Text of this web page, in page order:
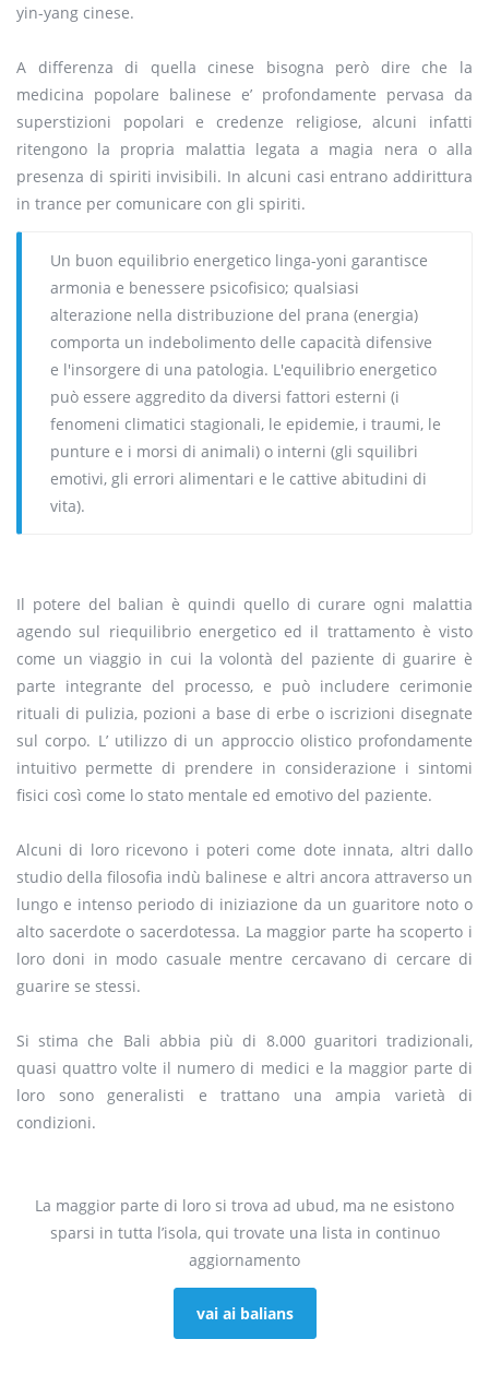
yin-yang cinese.
A differenza di quella cinese bisogna però dire che la
medicina popolare balinese e’ profondamente pervasa da
superstizioni popolari e credenze religiose, alcuni infatti
ritengono la propria malattia legata a magia nera o alla
presenza di spiriti invisibili. In alcuni casi entrano addirittura
in trance per comunicare con gli spiriti.
Un buon equilibrio energetico linga-yoni garantisce
armonia e benessere psicofisico; qualsiasi
alterazione nella distribuzione del prana (energia)
comporta un indebolimento delle capacità difensive
e l'insorgere di una patologia. L'equilibrio energetico
può essere aggredito da diversi fattori esterni (i
fenomeni climatici stagionali, le epidemie, i traumi, le
punture e i morsi di animali) o interni (gli squilibri
emotivi, gli errori alimentari e le cattive abitudini di
vita).
Il potere del balian è quindi quello di curare ogni malattia
agendo sul riequilibrio energetico ed il trattamento è visto
come un viaggio in cui la volontà del paziente di guarire è
parte integrante del processo, e può includere cerimonie
rituali di pulizia, pozioni a base di erbe o iscrizioni disegnate
sul corpo. L’ utilizzo di un approccio olistico profondamente
intuitivo permette di prendere in considerazione i sintomi
fisici così come lo stato mentale ed emotivo del paziente.
Alcuni di loro ricevono i poteri come dote innata, altri dallo
studio della filosofia indù balinese e altri ancora attraverso un
lungo e intenso periodo di iniziazione da un guaritore noto o
alto sacerdote o sacerdotessa. La maggior parte ha scoperto i
loro doni in modo casuale mentre cercavano di cercare di
guarire se stessi.
Si stima che Bali abbia più di 8.000 guaritori tradizionali,
quasi quattro volte il numero di medici e la maggior parte di
loro sono generalisti e trattano una ampia varietà di
condizioni.
La maggior parte di loro si trova ad ubud, ma ne esistono
sparsi in tutta l’isola, qui trovate una lista in continuo
aggiornamento
vai ai balians